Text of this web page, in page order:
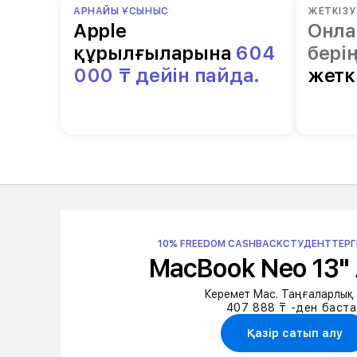
АРНАЙЫ ҰСЫНЫС
Apple
құрылғыларына 604
000 ₸ дейін пайда.
10% FREEDOM CASHBACK
MacBook Neo 13"
Керемет Mac. Таңғаларлық
407 888 ₸ -ден
Қазір сатып алу